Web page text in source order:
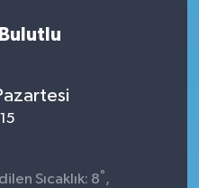
Sıcaklık: 8° ,